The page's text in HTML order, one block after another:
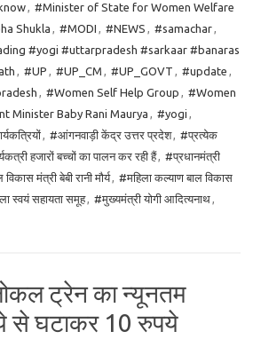
, #Minister of State for Women Welfare
Shukla , #MODI , #NEWS , #samachar,
#yogi #uttarpradesh #sarkaar #banaras
, #UP , #UP_CM , #UP_GOVT , #update ,
, #Women Self Help Group , #Women
Minister Baby Rani Maurya , #yogi ,
, #आंगनवाड़ी केंद्र उत्तर प्रदेश, #प्रत्येक
हजारों बच्चों का पालन कर रही हैं, #प्रधानमंत्री
मंत्री बेबी रानी मौर्य, #महिला कल्याण बाल विकास
स्वयं सहायता समूह, #मुख्यमंत्री योगी आदित्यनाथ,
ट्रेन का न्यूनतम
से घटाकर 10 रुपये